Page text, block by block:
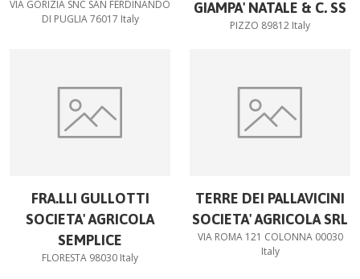
VIA GORIZIA SNC SAN FERDINANDO
DI PUGLIA 76017 Italy
GIAMPA' NATALE & C. SS
PIZZO 89812 Italy
FRA.LLI GULLOTTI
SOCIETA' AGRICOLA
SEMPLICE
FLORESTA 98030 Italy
TERRE DEI PALLAVICINI
SOCIETA' AGRICOLA SRL
VIA ROMA 121 COLONNA 00030
Italy